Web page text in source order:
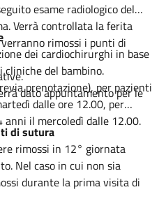
esame radiologico del
Verrà controllata la ferita
rimossi i punti di
dato appuntamento per le
dei cardiochirurghi in base
cliniche del bambino.
prenotazione), per pazienti
dalle ore 12.00, per
il mercoledì dalle 12.00.
di sutura
rimossi in 12° giornata
Nel caso in cui non sia
durante la prima visita di